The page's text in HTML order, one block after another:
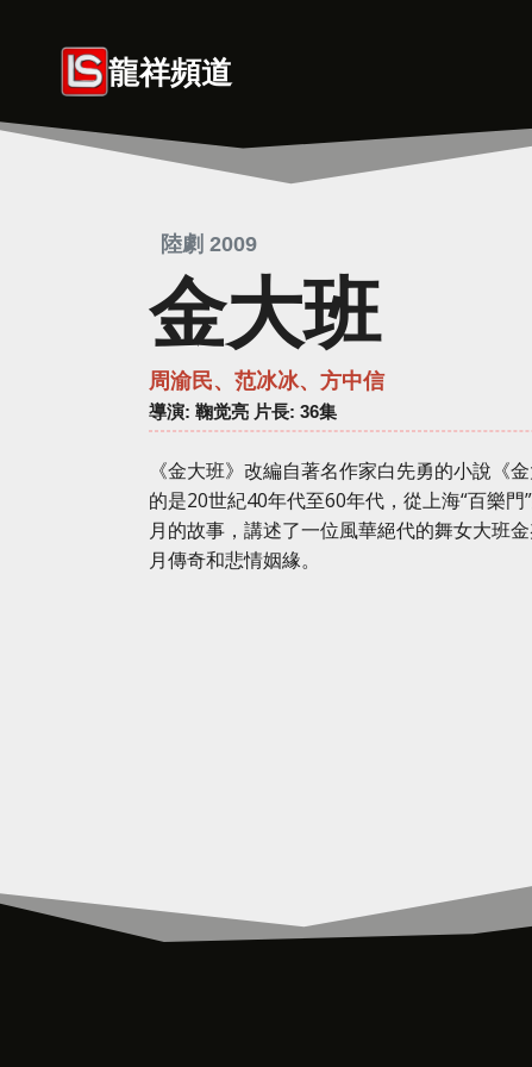
龍祥頻道
陸劇 2009
金大班
周渝民、范冰冰、方中信
導演: 鞠觉亮 片長: 36集
《金大班》改編自著名作家白先勇的小說《
的是20世紀40年代至60年代，從上海“百樂門
月的故事，講述了一位風華絕代的舞女大班
月傳奇和悲情姻緣。